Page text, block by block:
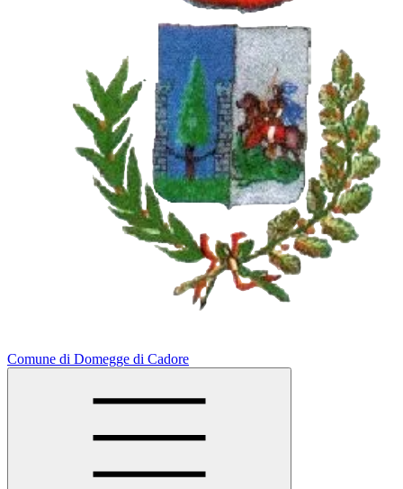
Comune di Domegge di Cadore